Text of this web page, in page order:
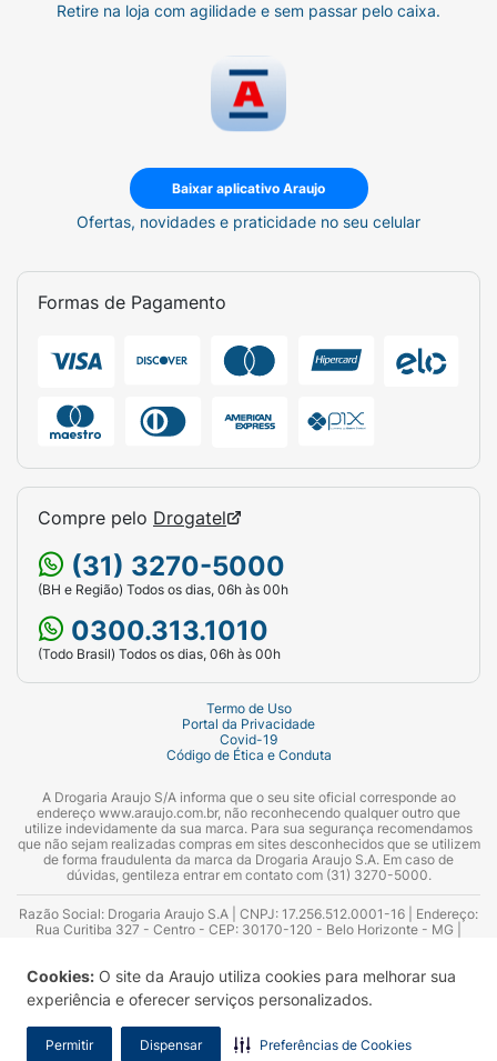
Cookies: O site da Araujo utiliza cookies para melhorar sua
experiência e oferecer serviços personalizados.
Permitir Dispensar Preferências de Cookies
Retire na loja com agilidade e sem passar pelo caixa.
Baixar aplicativo Araujo
Ofertas, novidades e praticidade no seu celular
Formas de Pagamento
Compre pelo Drogatel
(31) 3270-5000
(BH e Região) Todos os dias, 06h às 00h
0300.313.1010
(Todo Brasil) Todos os dias, 06h às 00h
Termo de Uso
Portal da Privacidade
Covid-19
Código de Ética e Conduta
A Drogaria Araujo S/A informa que o seu site oficial corresponde ao
endereço www.araujo.com.br, não reconhecendo qualquer outro que
utilize indevidamente da sua marca. Para sua segurança recomendamos
que não sejam realizadas compras em sites desconhecidos que se utilizem
de forma fraudulenta da marca da Drogaria Araujo S.A. Em caso de
dúvidas, gentileza entrar em contato com (31) 3270-5000.
Razão Social: Drogaria Araujo S.A | CNPJ: 17.256.512.0001-16 | Endereço:
Rua Curitiba 327 - Centro - CEP: 30170-120 - Belo Horizonte - MG |
Azevedo Guimarães – CRF 10.965 | Yasmin Silva Alvarenga – CRF 52.584 -
Consultor substituto: Thiago Aguiar Pinheiro - CRF Nº 13.748. Alvará
Sanitário: 2025020713 | Autorização de Funcionamento da Empresa (AFE):